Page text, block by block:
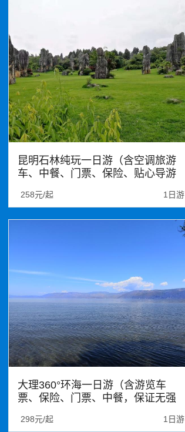
昆明石林纯玩一日游（含空调旅游
车、中餐、门票、保险、贴心导游
258元/起 1日游
石林
大理360°环海一日游（含游览车
票、保险、门票、中餐，保证无强
拍
298元/起 1日游